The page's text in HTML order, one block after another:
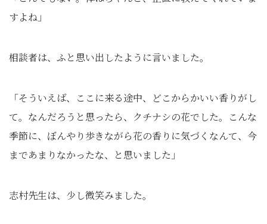
すよね」
相談者は、ふと思い出したように言いました。
「そういえば、ここに来る途中、どこからかいい香りがし
て。なんだろうと思ったら、クチナシの花でした。こんな
季節に、ぼんやり歩きながら花の香りに気づくなんて、今
まであまりなかったな、と思いました」
志村先生は、少し微笑みました。